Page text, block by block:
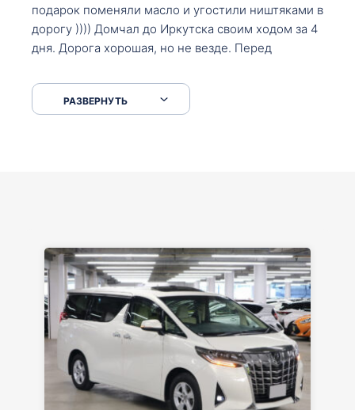
подарок поменяли масло и угостили ништяками в
дорогу )))) Домчал до Иркутска своим ходом за 4
дня. Дорога хорошая, но не везде. Перед
серпантинах по пути следования.
РАЗВЕРНУТЬ